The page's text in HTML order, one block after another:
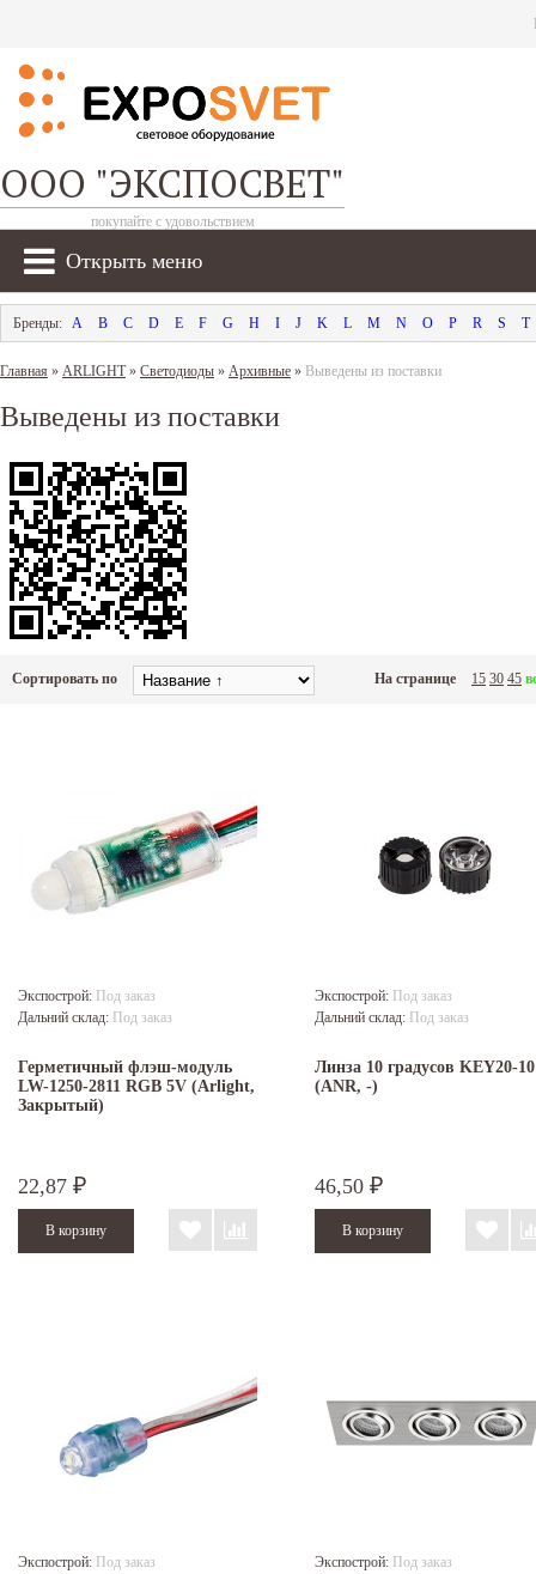
ООО "ЭКСПОСВЕТ"
покупайте с удовольствием
Открыть меню
A B C D E F G H I J K L M N O P R S T
Главная » ARLIGHT» Светодиоды » Архивные » Выведены из поставки
Выведены из поставки
Сортировать по На странице 15 30 45
Экспострой: Под заказ
Дальний склад: Под заказ
Герметичный флэш-модуль
LW-1250-2811 RGB 5V (Arlight,
Закрытый)
22,87 ₽
Экспострой: Под заказ
Дальний склад: Под заказ
Линза 10 градусов KEY20-10
(ANR, -)
46,50 ₽
Экспострой: Под заказ
Экспострой: Под заказ